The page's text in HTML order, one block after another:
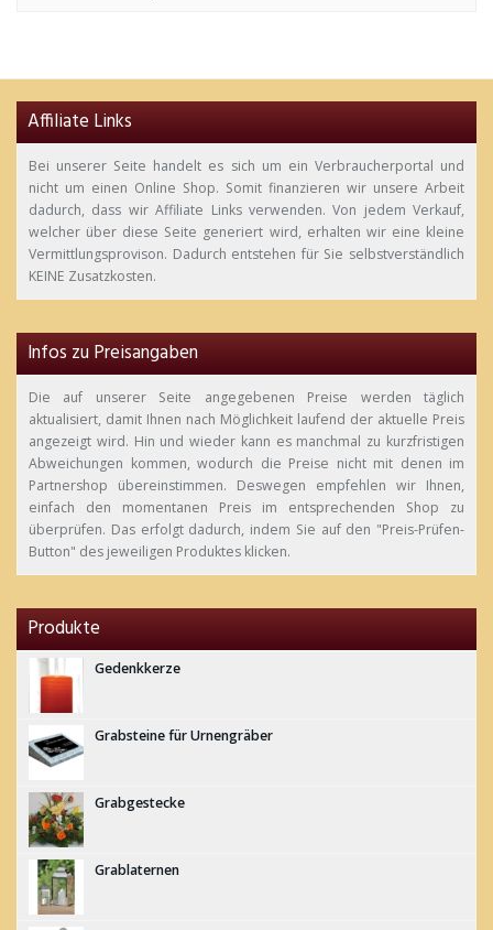
Affiliate Links
Bei unserer Seite handelt es sich um ein Verbraucherportal und
nicht um einen Online Shop. Somit finanzieren wir unsere Arbeit
dadurch, dass wir Affiliate Links verwenden. Von jedem Verkauf,
welcher über diese Seite generiert wird, erhalten wir eine kleine
Vermittlungsprovison. Dadurch entstehen für Sie selbstverständlich
KEINE Zusatzkosten.
Infos zu Preisangaben
Die auf unserer Seite angegebenen Preise werden täglich
aktualisiert, damit Ihnen nach Möglichkeit laufend der aktuelle Preis
angezeigt wird. Hin und wieder kann es manchmal zu kurzfristigen
Abweichungen kommen, wodurch die Preise nicht mit denen im
Partnershop übereinstimmen. Deswegen empfehlen wir Ihnen,
einfach den momentanen Preis im entsprechenden Shop zu
überprüfen. Das erfolgt dadurch, indem Sie auf den "Preis-Prüfen-
Button" des jeweiligen Produktes klicken.
Produkte
Gedenkkerze
Grabsteine für Urnengräber
Grabgestecke
Grablaternen